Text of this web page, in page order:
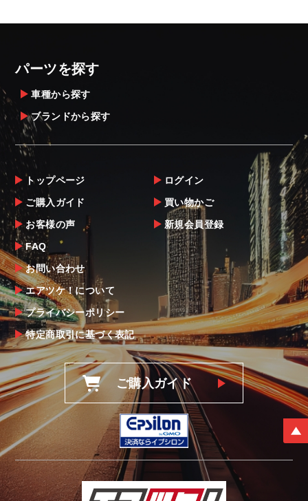
パーツを探す
車種から探す
ブランドから探す
トップページ
ご購入ガイド
お客様の声
FAQ
お問い合わせ
エアツケ！について
プライバシーポリシー
特定商取引に基づく表記
ログイン
買い物かご
新規会員登録
ご購入ガイド